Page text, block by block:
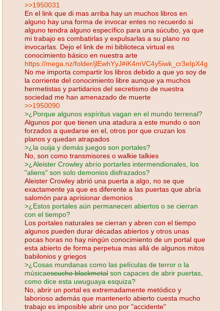
>>1950031
En el link que di mas arriba hay un muchos libros en
alguno hay una forma de invocar entes no recuerdo si
alguno tendra alguno específico para una súcubo, ya que
mi trabajo es combatirlas y expulsarlas a su plano no
invocarlas. Dejo el link de mi biblioteca virtual es
conocimiento básico en nuestra arte
https://mega.nz/folder/jlEwhYyJ#iK4mVC4y5iwk_cr3eIpX4g
No me importa compartir los libros debido a que yo soy de
la corriente del conocimiento libre aunque ya muchos
hermetistas y partidarios del secretismo de nuestra
sociedad me han amenazado de muerte
>>1950090
>¿Porque algunos espíritus vagan en el mundo terrenal?
Algunos por que tienen una atadura a este mundo o son
forzados a quedarse en el, otros por que cruzan los
planos y quedan atrapados
>¿la ouija y demás juegos son portales?
No, son como transmisores o walkie talkies
>¿Aleister Crowley abrío portarles intermendionales, los
"aliens" son solo demonios disfrazados?
Aleister Crowley abrió una puerta a algo, no se que
exactamente ya que es diferente a las puertas que abría
salomón para aprisionar demonios
>¿Estos portales aún permanecen abiertos o se cierran
con el tiempo?
Los portales naturales se cierran y abren con el tiempo
algunos pueden durar décadas abiertos y otros unas
pocas horas no hay ningún conocimiento de un portal que
esta abierto de forma perpetua mas allá de algunos mitos
babilonios y griegos
>¿Cosas mundanas como las películas de terror o la
músicaescucho blackmetal son capaces de abrir puertas,
como dice esta uwuguaya esquiza?
No, abrir un portal es extremadamente metódico y
laborioso además que mantenerlo abierto cuesta mucho
trabajo es imposible abrir uno por "accidente"